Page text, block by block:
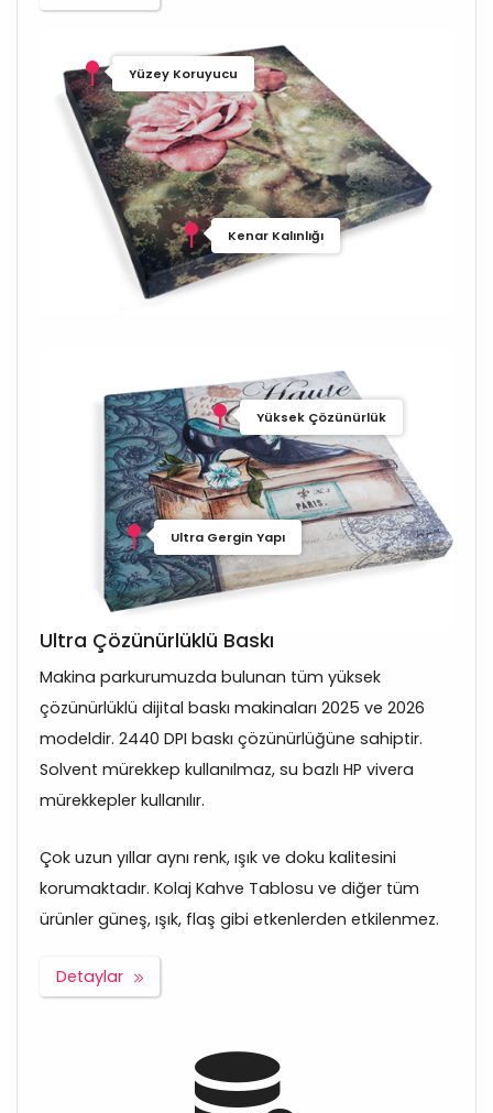
Yüzey Koruyucu
Kenar Kalınlığı
Yüksek Çözünürlük
Ultra Gergin Yapı
Ultra Çözünürlüklü Baskı
Makina parkurumuzda bulunan tüm yüksek
çözünürlüklü dijital baskı makinaları 2025 ve 2026
modeldir. 2440 DPI baskı çözünürlüğüne sahiptir.
Solvent mürekkep kullanılmaz, su bazlı HP vivera
mürekkepler kullanılır.
Çok uzun yıllar aynı renk, ışık ve doku kalitesini
korumaktadır. Kolaj Kahve Tablosu ve diğer tüm
ürünler güneş, ışık, flaş gibi etkenlerden etkilenmez.
Detaylar